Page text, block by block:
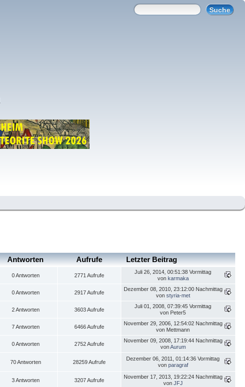
Antworten Aufrufe Letzter Beitrag
0 Antworten 2771 Aufrufe
Juli 26, 2014, 00:51:38 Vormittag
von karmaka
0 Antworten 2917 Aufrufe
Dezember 08, 2010, 23:12:00 Nachmittag
von styria-met
2 Antworten 3603 Aufrufe
Juli 01, 2008, 07:39:45 Vormittag
von Peter5
7 Antworten 6466 Aufrufe
November 29, 2006, 12:54:02 Nachmittag
von Mettmann
0 Antworten 2752 Aufrufe
November 09, 2008, 17:19:44 Nachmittag
vonAurum
70 Antworten 28259 Aufrufe
Dezember 06, 2011, 01:14:36 Vormittag
von paragraf
3 Antworten 3207 Aufrufe
November 17, 2013, 19:22:24 Nachmittag
von JFJ